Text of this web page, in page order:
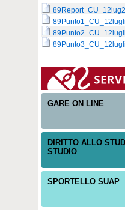
GARE ON LINE
DIRITTO ALLO
STUDIO
SPORTELLO SUAP